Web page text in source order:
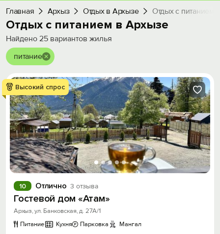
Добавить свой объект
Главная Архыз Отдых в Архызе Отдых с питанием
Отдых с питанием в Архызе
Найдено 25 вариантов жилья
питание
Высокий спрос
Отлично 3 отзыва
10
Гостевой дом «Атам»
Архыз, ул. Банковская, д. 27А/1
Питание
Кухня Парковка Мангал